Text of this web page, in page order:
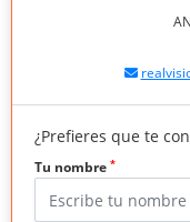
¿Prefieres que te
Tu nombre *